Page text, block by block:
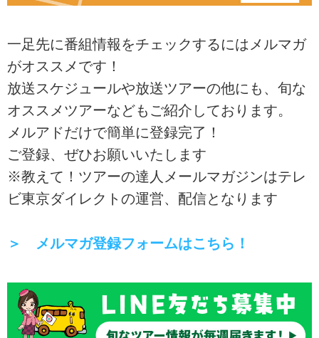
一足先に番組情報をチェックするにはメルマガ
がオススメです！
放送スケジュールや放送ツアーの他にも、旬な
オススメツアーなどもご紹介しております。
メルアドだけで簡単に登録完了！
ご登録、ぜひお願いいたします
※教えて！ツアーの達人メールマガジンはテレ
ビ東京ダイレクトの運営、配信となります
＞ メルマガ登録フォームはこちら！